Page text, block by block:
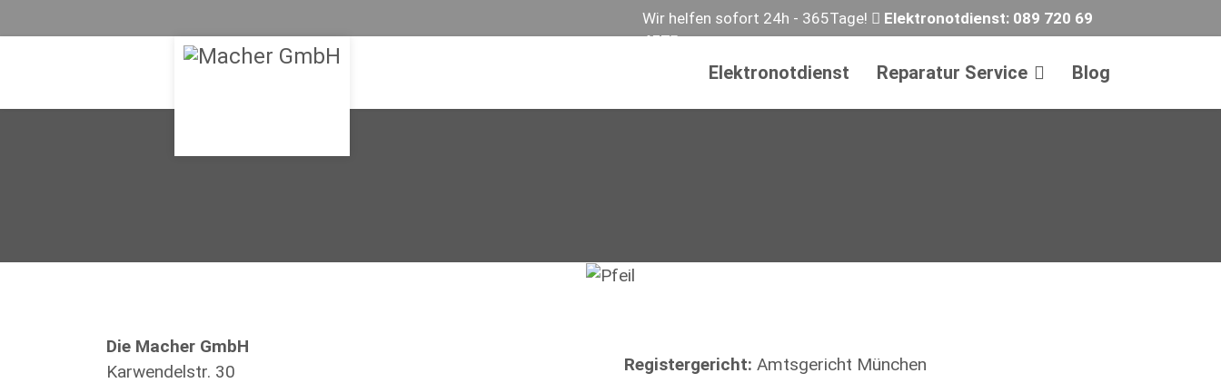
Wir helfen sofort 24h - 365Tage! Elektronotdienst: 089 720 69
457
Elektronotdienst Reparatur Service Blog
Die Macher GmbH
Karwendelstr. 30
Registergericht: Amtsgericht München